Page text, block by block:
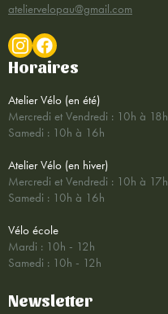
ateliervelopau@gmail.com
Horaires
Atelier Vélo (en été)
Mercredi et Vendredi : 10h à 18h
Samedi : 10h à 16h
Atelier Vélo (en hiver)
Mercredi et Vendredi : 10h à 17h
Samedi : 10h à 16h
Vélo école
Mardi : 10h - 12h
Samedi : 10h - 12h
Newsletter